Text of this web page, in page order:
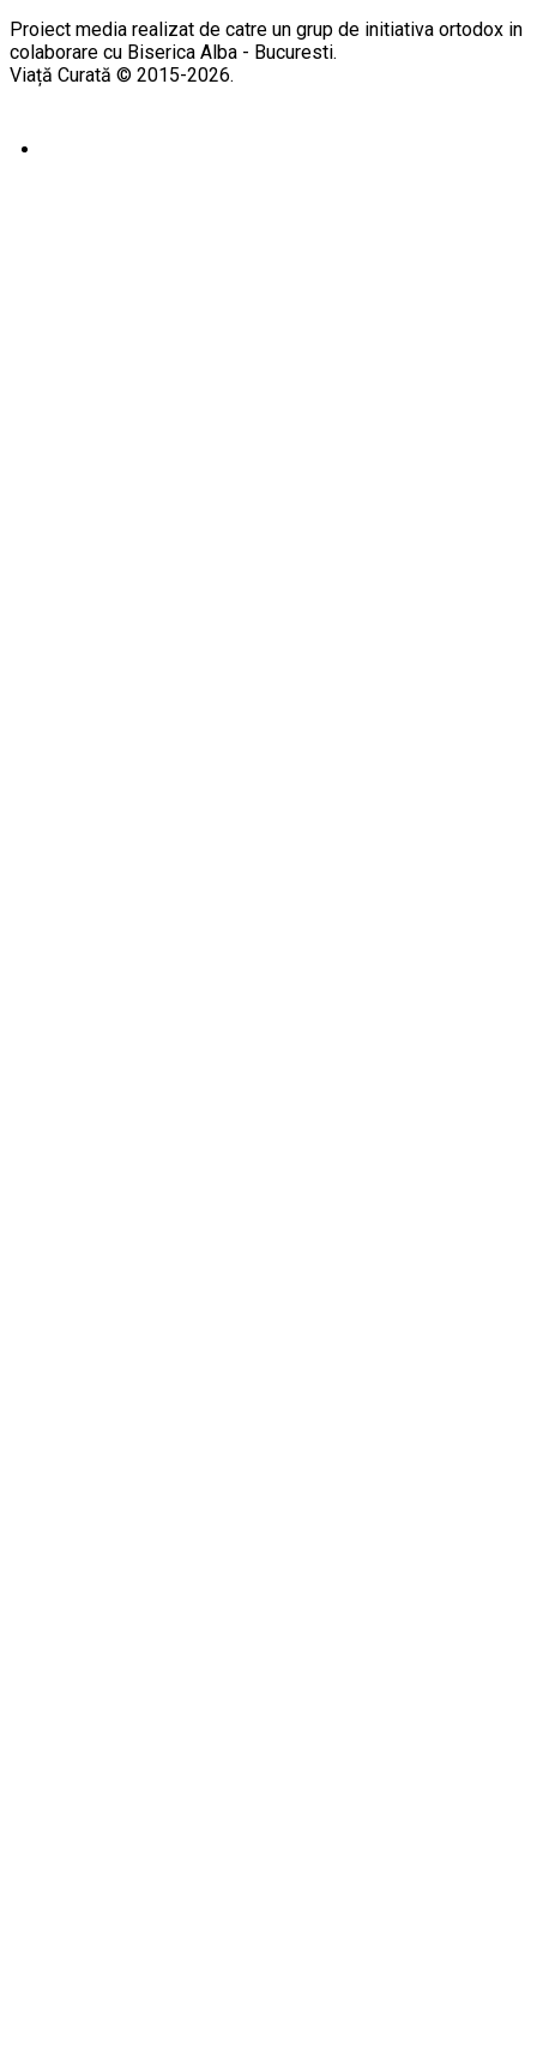
Proiect media realizat de catre un grup de initiativa ortodox in
colaborare cu Biserica Alba - Bucuresti.
Viață Curată © 2015-2026.